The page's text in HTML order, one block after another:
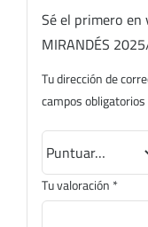
Sé el primero en
MIRANDÉS
Tu dirección de
campos
Tu valoración*